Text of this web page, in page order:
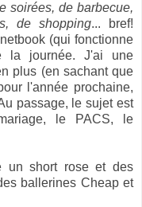
soirées, de barbecue,
de shopping... bref!
(qui fonctionne
la journée. J'ai une
plus (en sachant que
l'année prochaine,
passage, le sujet est
le PACS, le
un short rose et des
ballerines Cheap et